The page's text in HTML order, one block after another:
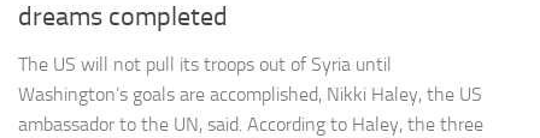
dreams completed
The US will not pull its troops out of Syria until
Washington’s goals are accomplished, Nikki Haley, the US
ambassador to the UN, said. According to Haley, the three